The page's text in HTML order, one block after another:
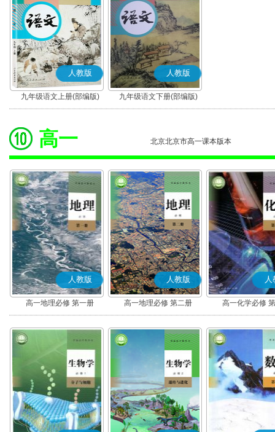
人教版
九年级语文上册(部编版)
人教版
九年级语文下册(部编版)
高一 北京北京市高一课本版本
人教版
高一地理必修 第一册
人教版
高一地理必修 第二册
人
高一化学必修